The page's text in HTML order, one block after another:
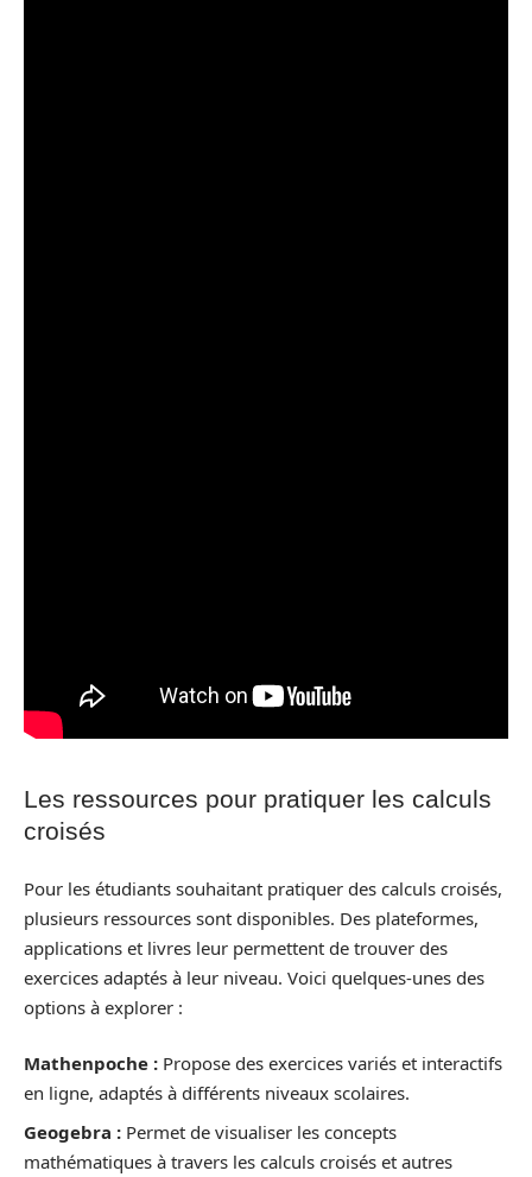
Les ressources pour pratiquer les calculs
croisés
Pour les étudiants souhaitant pratiquer des calculs croisés,
plusieurs ressources sont disponibles. Des plateformes,
applications et livres leur permettent de trouver des
exercices adaptés à leur niveau. Voici quelques-unes des
options à explorer :
Mathenpoche : Propose des exercices variés et interactifs
en ligne, adaptés à différents niveaux scolaires.
Geogebra : Permet de visualiser les concepts
mathématiques à travers les calculs croisés et autres